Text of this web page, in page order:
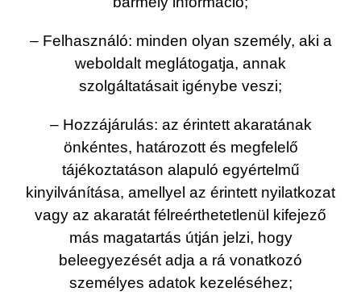
– Felhasználó: minden olyan személy, aki a
weboldalt meglátogatja, annak
szolgáltatásait igénybe veszi;
– Hozzájárulás: az érintett akaratának
önkéntes, határozott és megfelelő
tájékoztatáson alapuló egyértelmű
kinyilvánítása, amellyel az érintett nyilatkozat
vagy az akaratát félreérthetetlenül kifejező
más magatartás útján jelzi, hogy
beleegyezését adja a rá vonatkozó
személyes adatok kezeléséhez;